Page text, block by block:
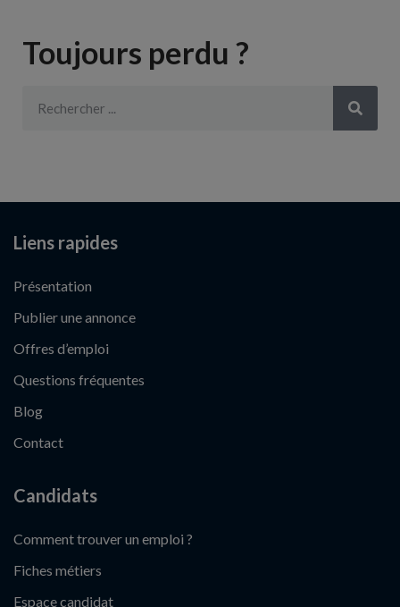
Toujours perdu ?
Liens rapides
Présentation
Publier une annonce
Offres d’emploi
Questions fréquentes
Blog
Contact
Candidats
Comment trouver un emploi ?
Fiches métiers
Espace candidat